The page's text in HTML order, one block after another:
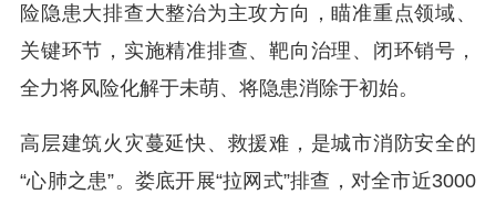
险隐患大排查大整治为主攻方向，瞄准重点领域、
关键环节，实施精准排查、靶向治理、闭环销号，
全力将风险化解于未萌、将隐患消除于初始。
高层建筑火灾蔓延快、救援难，是城市消防安全的
“心肺之患”。娄底开展“拉网式”排查，对全市近3000